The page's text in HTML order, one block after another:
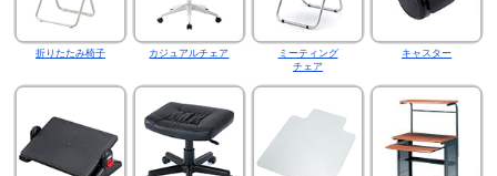
折りたたみ椅子 カジュアルチェア
ミーティング
チェア
キャスター